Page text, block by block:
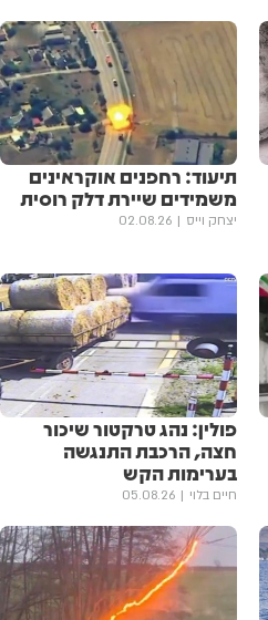
תיעוד: רחפנים אוקראינים
משמידים שיירת דלק רוסית
יצחק וייס 02.08.26
פולין: נהג טרקטור שיכור
חצה, הרכבת התנגשה
בערימות הקש
חיים בלוי 05.08.26